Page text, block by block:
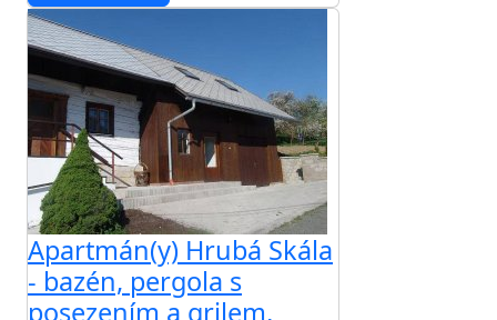
Apartmán(y) Hrubá Skála
- bazén, pergola s
posezením a grilem,